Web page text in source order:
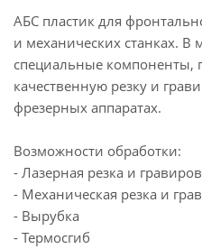
АБС пластик для
и механических станках. В
специальные компоненты,
качественную резку и
фрезерных аппаратах.
Возможности обработки:
- Лазерная резка и
- Механическая резка и
- Вырубка
- Термосгиб